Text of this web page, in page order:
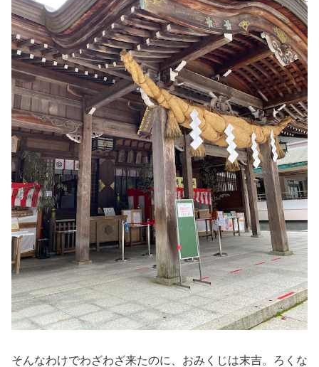
そんなわけでわざわざ来たのに、おみくじは末吉。ろくな